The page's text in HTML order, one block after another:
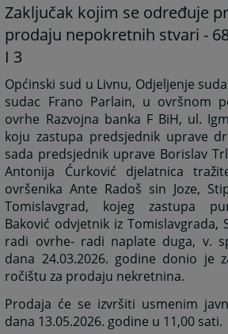
Zaključak kojim se određuje
prodaju nepokretnih stvari -
I 3
Općinski sud u Livnu, Odjeljenje
sudac Frano Parlain, u ovršnom
ovrhe Razvojna banka F BiH, ul.
koju zastupa predsjednik uprave
sada predsjednik uprave Borislav
Antonija Ćurković djelatnica
ovršenika Ante Radoš sin Joze,
Tomislavgrad, kojeg zastupa
Baković odvjetnik iz Tomislavgrada,
radi ovrhe- radi naplate duga, v.
dana 24.03.2026. godine donio je
ročištu za prodaju nekretnina.
Prodaja će se izvršiti usmenim
dana 13.05.2026. godine u 11,00 sati.